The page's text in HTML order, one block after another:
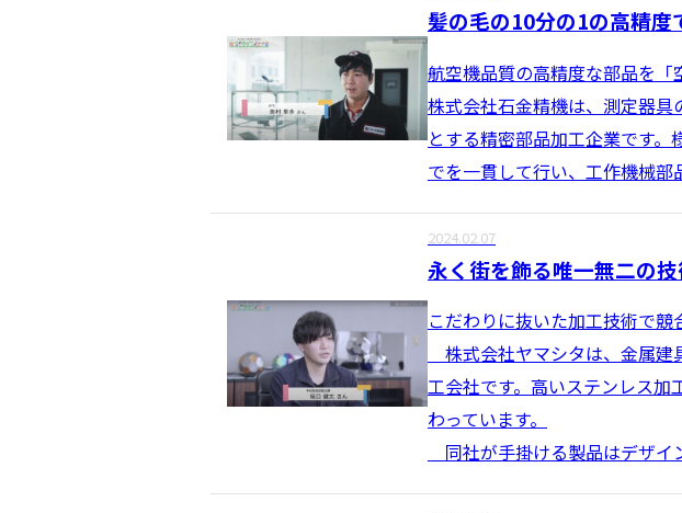
髪の毛の10分の1の高精度
航空機品質の高精度な部品を「
株式会社石金精機は、測定器
とする精密部品加工企業です
でを一貫して行い、工作機械
2024.02.07
永く街を飾る唯一無二の
こだわりに抜いた加工技術で
株式会社ヤマシタは、金属建
工会社です。高いステンレス
わっています。
同社が手掛ける製品はデザイ